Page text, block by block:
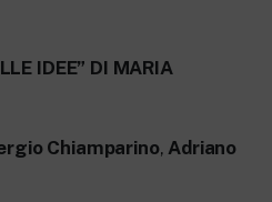
IDEE” DI MARIA
Chiamparino, Adriano